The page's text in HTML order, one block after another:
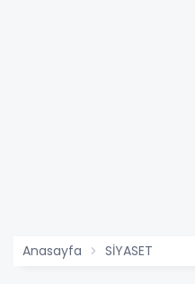
Anasayfa SİYASET